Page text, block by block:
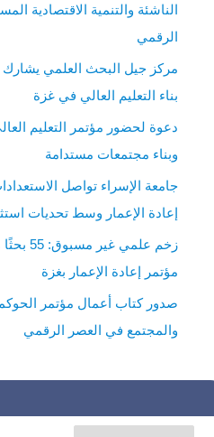
الناشئة والتنمية الاقتصادية
الرقمي
مركز جيل البحث العلمي يشارك
بناء التعليم العالي في غزة
دعوة لحضور مؤتمر التعليم
وبناء مجتمعات مستدامة
جامعة الإسراء تواصل
إعادة الإعمار وسط تحديات
زخم
مؤتمر إعادة الإعمار بغزة
صدور كتاب أعمال مؤتمر
والمجتمع في العصر الرقمي